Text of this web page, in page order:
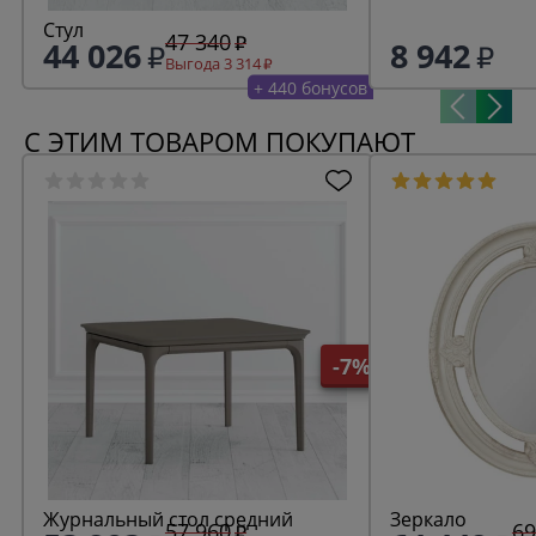
Стул
44 026 47 340
Выгода 3 314
+ 440 бонусов
8 942
С ЭТИМ ТОВАРОМ ПОКУПАЮТ
-7%
Журнальный стол средний Зеркало